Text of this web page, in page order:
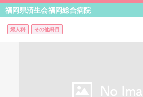
福岡県済生会福岡総合病院
婦人科 その他科目